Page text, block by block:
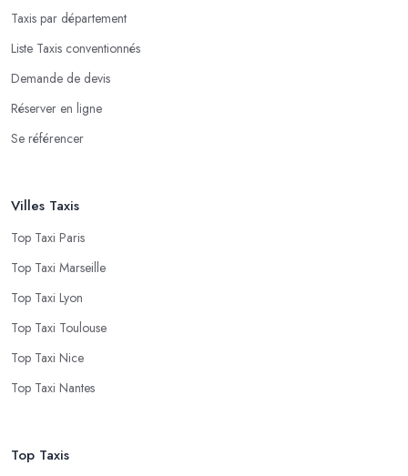
Taxis par département
Liste Taxis conventionnés
Demande de devis
Réserver en ligne
Se référencer
Villes Taxis
Top Taxi Paris
Top Taxi Marseille
Top Taxi Lyon
Top Taxi Toulouse
Top Taxi Nice
Top Taxi Nantes
Top Taxis